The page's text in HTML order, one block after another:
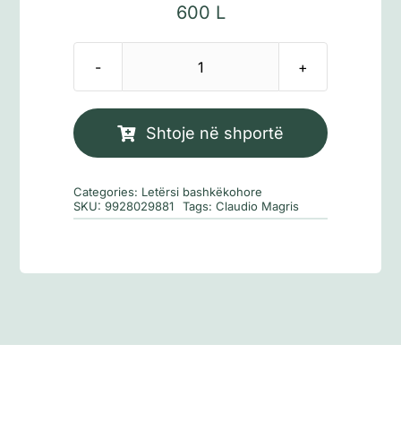
600 L
Sasi
e
një
Shtoje në shportë
Categories: Letërsi bashkëkohore
SKU:9928029881 Tags:Claudio Magris